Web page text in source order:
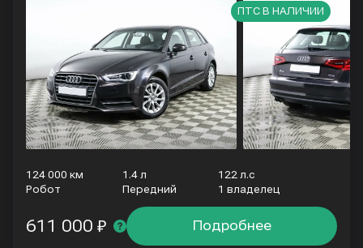
124 000 км 1.4 л
122 л.с
Робот
Передний 1 владелец
ПТС В НАЛИЧИИ
Подробнее
611 000 ₽